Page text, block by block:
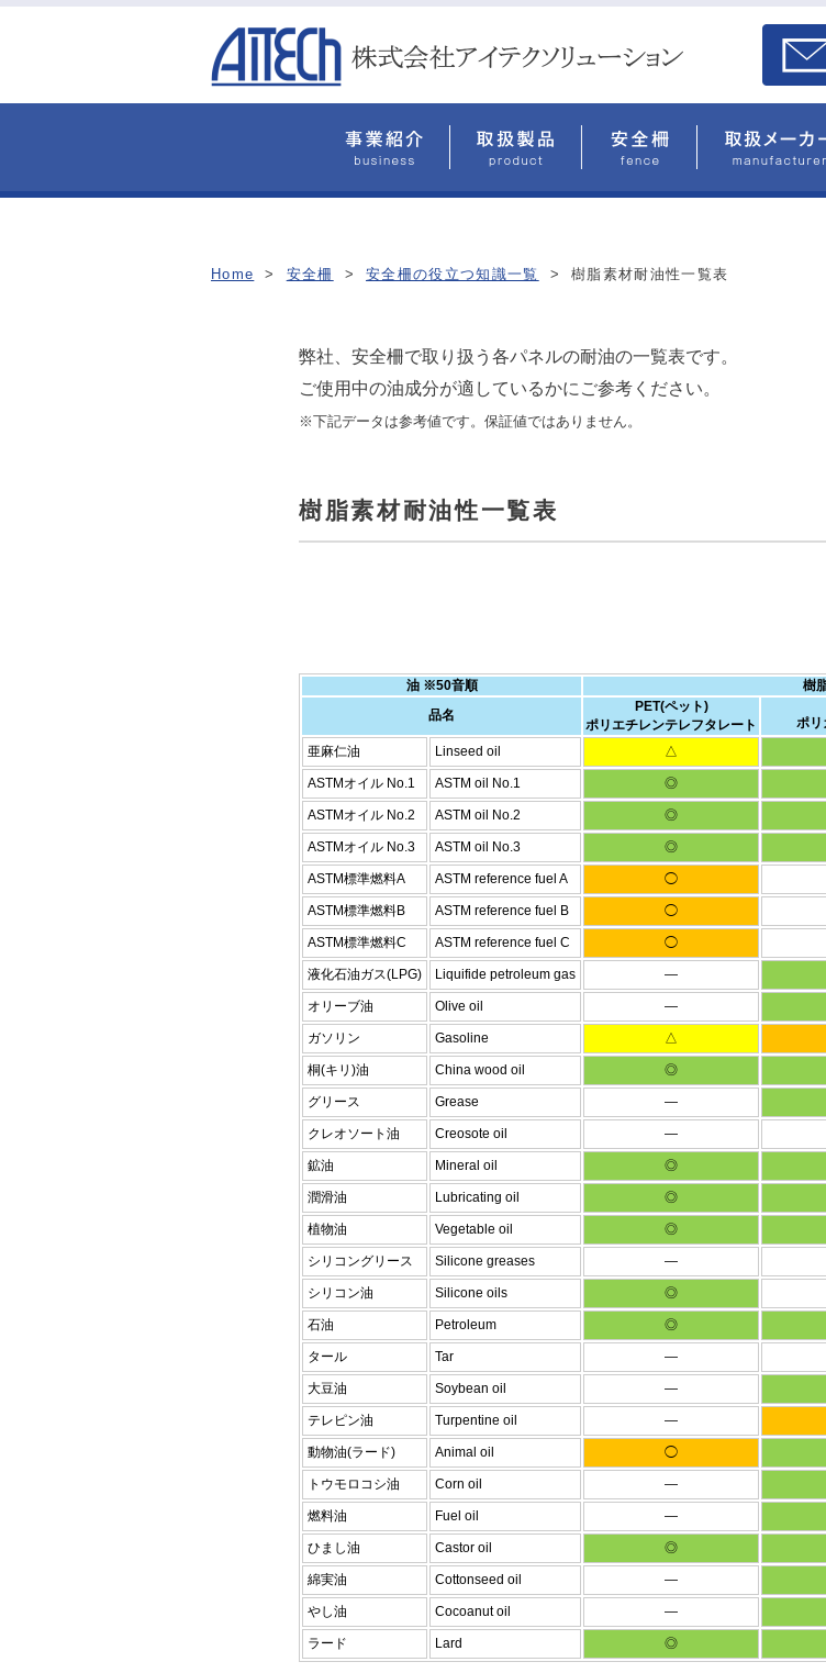
Home > 安全柵 > 安全柵の役立つ知識一覧 > 樹脂素材耐油性一覧表
弊社、安全柵で取り扱う各パネルの耐油の一覧表です。
ご使用中の油成分が適しているかにご参考ください。
※下記データは参考値です。保証値ではありません。
樹脂素材耐油性一覧表
油 ※50音順
樹
品名
PET(ペット)
ポリエチレンテレフタレート
ポリ
亜麻仁油
Linseed oil △
ASTMオイル No.1 ASTM oil No.1 ◎
ASTMオイル No.2 ASTM oil No.2 ◎
ASTMオイル No.3 ASTM oil No.3 ◎
ASTM標準燃料A ASTM reference fuel A ◯
ASTM標準燃料B ASTM reference fuel B ◯
ASTM標準燃料C ASTM reference fuel C ◯
液化石油ガス(LPG) Liquifide petroleum gas ―
オリーブ油 Olive oil ―
ガソリン Gasoline △
桐(キリ)油 China wood oil ◎
グリース Grease ―
クレオソート油 Creosote oil ―
鉱油 Mineral oil ◎
潤滑油 Lubricating oil ◎
植物油 Vegetable oil ◎
シリコングリース Silicone greases ―
シリコン油 Silicone oils ◎
石油 Petroleum ◎
タール Tar ―
大豆油 Soybean oil ―
テレピン油 Turpentine oil ―
動物油(ラード) Animal oil ◯
トウモロコシ油 Corn oil ―
燃料油 Fuel oil ―
ひまし油 Castor oil ◎
綿実油 Cottonseed oil ―
やし油 Cocoanut oil ―
ラード Lard ◎